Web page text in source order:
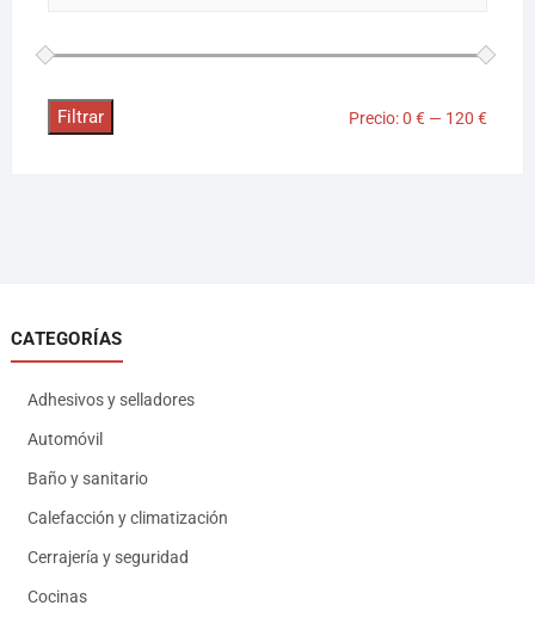
Filtrar Precio:0 € — 120 €
CATEGORÍAS
Adhesivos y selladores
Automóvil
Baño y sanitario
Calefacción y climatización
Cerrajería y seguridad
Cocinas